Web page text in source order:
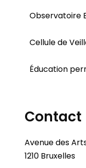
Observatoire
Cellule de
Éducation
Contact
Avenue des
1210 Bruxelles